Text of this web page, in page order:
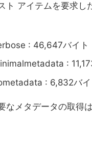
ト アイテムを要求し
: 46,647バイト
:
: 6,832バイ
なメタデータの取得